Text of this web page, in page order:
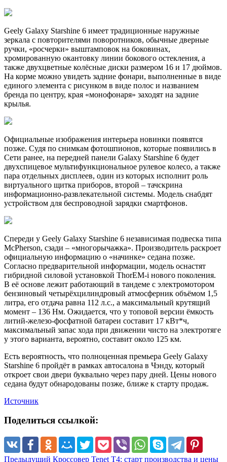
Geely Galaxy Starshine 6 имеет традиционные наружные
зеркала с повторителями поворотников, обычные дверные
ручки, «росчерки» выштамповок на боковинах,
хромированную окантовку линии бокового остекления, а
также двухцветные колёсные диски размером 16 и 17 дюймов.
На корме можно увидеть задние фонари, выполненные в виде
единого элемента с рисунком в виде полос и названием
бренда по центру, края «монофонаря» заходят на задние
крылья.
Официальные изображения интерьера новинки появятся
позже. Судя по снимкам фотошпионов, которые появились в
Сети ранее, на передней панели Galaxy Starshine 6 будет
двухспицевое мультифункциональное рулевое колесо, а также
пара отдельных дисплеев, один из которых исполнит роль
виртуального щитка приборов, второй – тачскрина
информационно-развлекательной системы. Модель снабдят
устройством для беспроводной зарядки смартфонов.
Спереди у Geely Galaxy Starshine 6 независимая подвеска типа
McPherson, сзади – «многорычажка». Производитель раскроет
официальную информацию о «начинке» седана позже.
Согласно предварительной информации, модель оснастят
гибридной силовой установкой ThorEM-i нового поколения.
В её основе лежит работающий в тандеме с электромотором
бензиновый четырёхцилиндровый атмосферник объёмом 1,5
литра, его отдача равна 112 л.с., а максимальный крутящий
момент – 136 Нм. Ожидается, что у топовой версии ёмкость
литий-железо-фосфатной батареи составит 17 кВт*ч,
максимальный запас хода при движении чисто на электротяге
у этого варианта, вероятно, составит около 125 км.
Есть вероятность, что полноценная премьера Geely Galaxy
Starshine 6 пройдёт в рамках автосалона в Чэнду, который
откроет свои двери буквально через пару дней. Цены нового
седана будут обнародованы позже, ближе к старту продаж.
Источник
Поделиться ссылкой:
Предыдущий Кроссовер Tenet T4: старт производства и цены